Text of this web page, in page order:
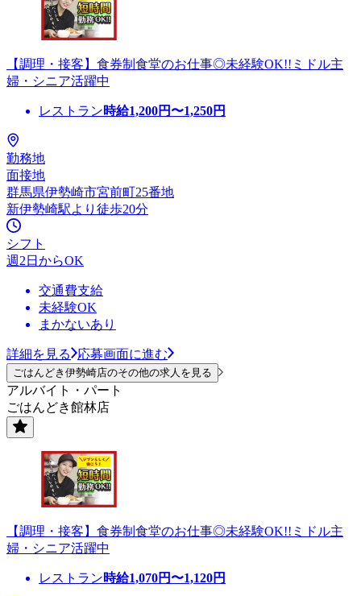
【調理・接客】食券制食堂のお仕事◎未経験OK!!ミドル主
婦・シニア活躍中
レストラン時給1,200円〜1,250円
勤務地
面接地
群馬県伊勢崎市宮前町25番地
新伊勢崎駅より徒歩20分
シフト
週2日からOK
交通費支給
未経験OK
まかないあり
詳細を見る 応募画面に進む
ごはんどき伊勢崎店のその他の求人を見る
アルバイト・パート
ごはんどき館林店
【調理・接客】食券制食堂のお仕事◎未経験OK!!ミドル主
婦・シニア活躍中
レストラン時給1,070円〜1,120円